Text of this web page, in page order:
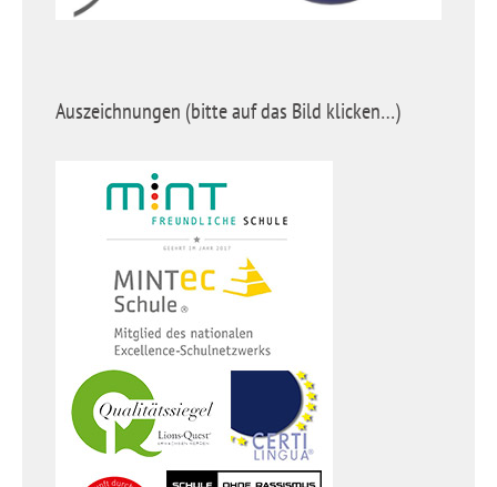
Auszeichnungen (bitte auf das Bild klicken…)